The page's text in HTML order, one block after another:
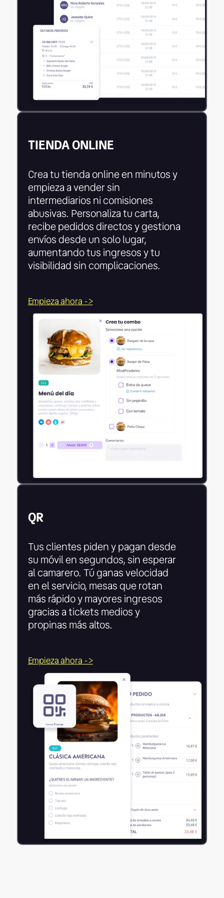
TIENDA ONLINE
Crea tu tienda online en minutos y
empieza a vender sin
intermediarios ni comisiones
abusivas. Personaliza tu carta,
recibe pedidos directos y gestiona
envíos desde un solo lugar,
aumentando tus ingresos y tu
visibilidad sin complicaciones.
Empieza ahora ->
QR
Tus clientes piden y pagan desde
su móvil en segundos, sin esperar
al camarero. Tú ganas velocidad
en el servicio, mesas que rotan
más rápido y mayores ingresos
gracias a tickets medios y
propinas más altos.
Empieza ahora ->